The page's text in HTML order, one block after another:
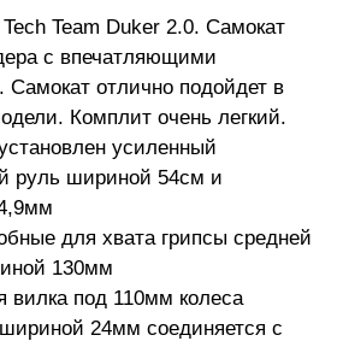
Team Duker 2.0. Самокат
с впечатляющими
Самокат отлично подойдет в
Комплит очень легкий.
усиленный
руль шириной 54см и
для хвата грипсы средней
130мм
под 110мм колеса
24мм соединяется с